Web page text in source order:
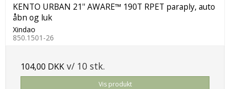
KENTO URBAN 21'' AWARE™ 190T RPET paraply, auto
åbn og luk
Xindao
850.1501-26
104,00 DKK v/ 10 stk.
Vis produkt